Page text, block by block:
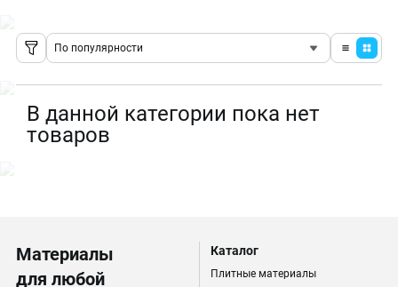
По популярности
В данной категории пока нет
товаров
Материалы
для любой
Каталог
Плитные материалы